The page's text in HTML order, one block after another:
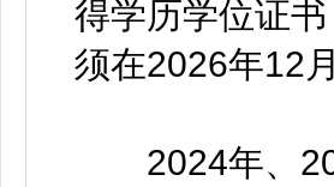
得学历学位证
须在2026年12
2024年、